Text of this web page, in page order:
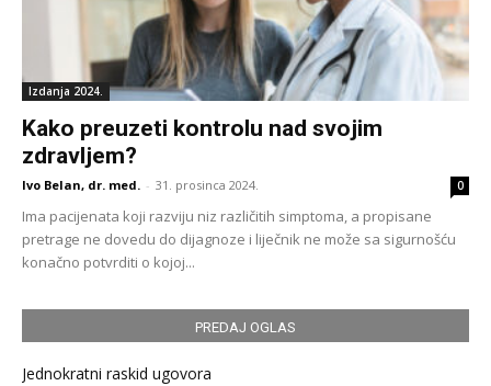
Izdanja 2024.
Kako preuzeti kontrolu nad svojim
zdravljem?
Ivo Belan, dr. med. - 31. prosinca 2024. 0
Ima pacijenata koji razviju niz različitih simptoma, a propisane
pretrage ne dovedu do dijagnoze i liječnik ne može sa sigurnošću
konačno potvrditi o kojoj...
PREDAJ OGLAS
Jednokratni raskid ugovora